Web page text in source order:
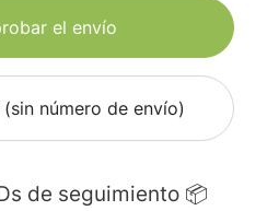
el envío
número de envío)
de seguimiento 📦